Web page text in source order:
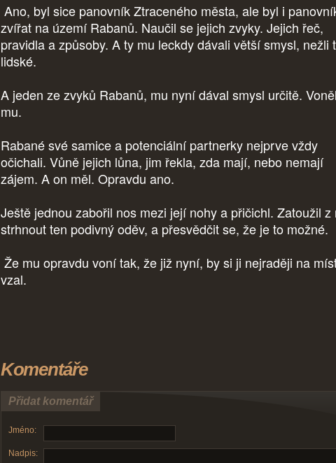
Ano, byl sice panovník Ztraceného města, ale byl i
zvířat na území Rabanů. Naučil se jejich zvyky. Jejich řeč,
pravidla a způsoby. A ty mu leckdy dávali větší smysl, nežli
lidské.
A jeden ze zvyků Rabanů, mu nyní dával smysl určitě.
mu.
Rabané své samice a potenciální partnerky nejprve vždy
očichali. Vůně jejich lůna, jim řekla, zda mají, nebo nemají
zájem. A on měl. Opravdu ano.
Ještě jednou zabořil nos mezi její nohy a přičichl. Zatoužil z
strhnout ten podivný oděv, a přesvědčit se, že je to možné.
Že mu opravdu voní tak, že již nyní, by si ji nejraději na
vzal.
Komentáře
Přidat komentář
Jméno:
Nadpis: